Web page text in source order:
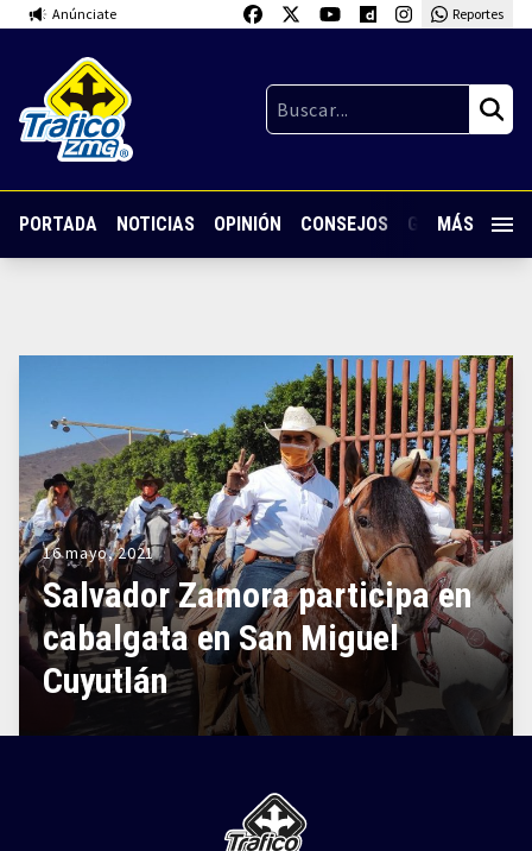
Anúnciate Reportes
PORTADA NOTICIAS OPINIÓN CONSEJOS GUARDIA
MÁS
16 mayo, 2021
Salvador Zamora participa en
cabalgata en San Miguel
Cuyutlán